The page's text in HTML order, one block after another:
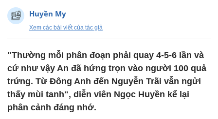
Huyền My
Xem các bài viết của tác giả
"Thường mỗi phân đoạn phải quay 4-5-6 lần và
cứ như vậy An đã hứng trọn vào người 100 quả
trứng. Từ Đông Anh đến Nguyễn Trãi vẫn ngửi
thấy mùi tanh", diễn viên Ngọc Huyền kể lại
phân cảnh đáng nhớ.